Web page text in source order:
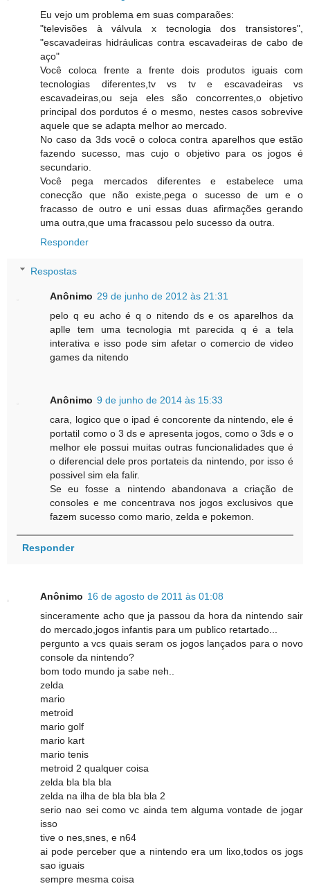
Eu vejo um problema em suas comparaões:
"televisões à válvula x tecnologia dos transistores",
"escavadeiras hidráulicas contra escavadeiras de cabo de
aço"
Você coloca frente a frente dois produtos iguais com
tecnologias diferentes,tv vs tv e escavadeiras vs
escavadeiras,ou seja eles são concorrentes,o objetivo
principal dos pordutos é o mesmo, nestes casos sobrevive
aquele que se adapta melhor ao mercado.
No caso da 3ds você o coloca contra aparelhos que estão
fazendo sucesso, mas cujo o objetivo para os jogos é
secundario.
Você pega mercados diferentes e estabelece uma
conecção que não existe,pega o sucesso de um e o
fracasso de outro e uni essas duas afirmações gerando
uma outra,que uma fracassou pelo sucesso da outra.
Responder
Respostas
Anônimo 29 de junho de 2012 às 21:31
pelo q eu acho é q o nitendo ds e os aparelhos da
aplle tem uma tecnologia mt parecida q é a tela
interativa e isso pode sim afetar o comercio de video
games da nitendo
Anônimo 9 de junho de 2014 às 15:33
cara, logico que o ipad é concorente da nintendo, ele é
portatil como o 3 ds e apresenta jogos, como o 3ds e o
melhor ele possui muitas outras funcionalidades que é
o diferencial dele pros portateis da nintendo, por isso é
possivel sim ela falir.
Se eu fosse a nintendo abandonava a criação de
consoles e me concentrava nos jogos exclusivos que
fazem sucesso como mario, zelda e pokemon.
Responder
Anônimo 16 de agosto de 2011 às 01:08
sinceramente acho que ja passou da hora da nintendo sair
do mercado,jogos infantis para um publico retartado...
pergunto a vcs quais seram os jogos lançados para o novo
console da nintendo?
bom todo mundo ja sabe neh..
zelda
mario
metroid
mario golf
mario kart
mario tenis
metroid 2 qualquer coisa
zelda bla bla bla
zelda na ilha de bla bla bla 2
serio nao sei como vc ainda tem alguma vontade de jogar
isso
tive o nes,snes, e n64
ai pode perceber que a nintendo era um lixo,todos os jogs
sao iguais
sempre mesma coisa